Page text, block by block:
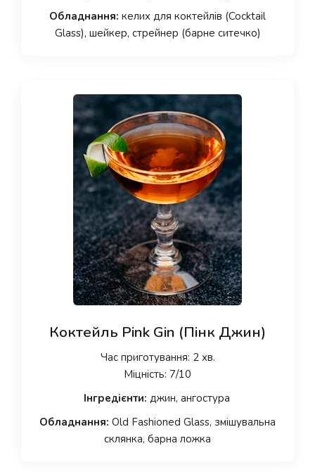
Обладнання: келих для коктейлів (Cocktail
Glass), шейкер, стрейнер (барне ситечко)
Коктейль Pink Gin (Пінк Джин)
Час приготування: 2 хв.
Міцність: 7/10
Інгредієнти: джин, ангостура
Обладнання: Old Fashioned Glass, змішувальна
склянка, барна ложка